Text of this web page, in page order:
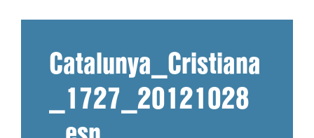
Catalunya_Cristiana
_1727_20121028